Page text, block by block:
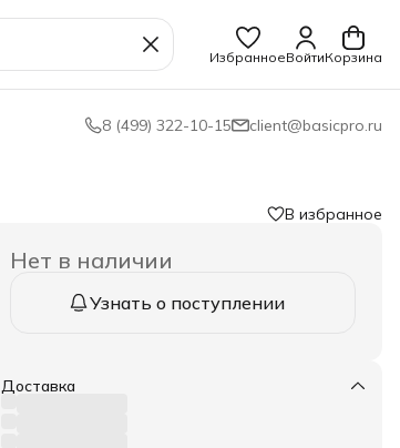
ИзбранноеВойтиКорзина
8 (499) 322-10-15 client@basicpro.ru
В избранное
Нет в наличии
Узнать о поступлении
Доставка